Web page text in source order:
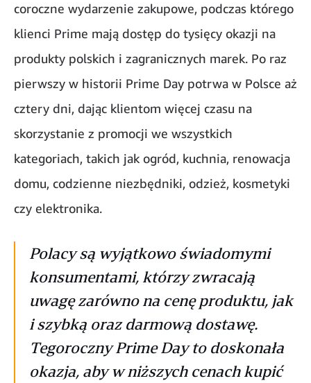
coroczne wydarzenie zakupowe, podczas którego
klienci Prime mają dostęp do tysięcy okazji na
produkty polskich i zagranicznych marek. Po raz
pierwszy w historii Prime Day potrwa w Polsce aż
cztery dni, dając klientom więcej czasu na
skorzystanie z promocji we wszystkich
kategoriach, takich jak ogród, kuchnia, renowacja
domu, codzienne niezbędniki, odzież, kosmetyki
czy elektronika.
Polacy są wyjątkowo świadomymi
konsumentami, którzy zwracają
uwagę zarówno na cenę produktu, jak
i szybką oraz darmową dostawę.
Tegoroczny Prime Day to doskonała
okazja, aby w niższych cenach kupić